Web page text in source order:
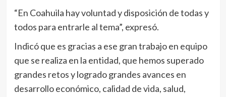
“En Coahuila hay voluntad y disposición de todas y
todos para entrarle al tema”, expresó.
Indicó que es gracias a ese gran trabajo en equipo
que se realiza en la entidad, que hemos superado
grandes retos y logrado grandes avances en
desarrollo económico, calidad de vida, salud,